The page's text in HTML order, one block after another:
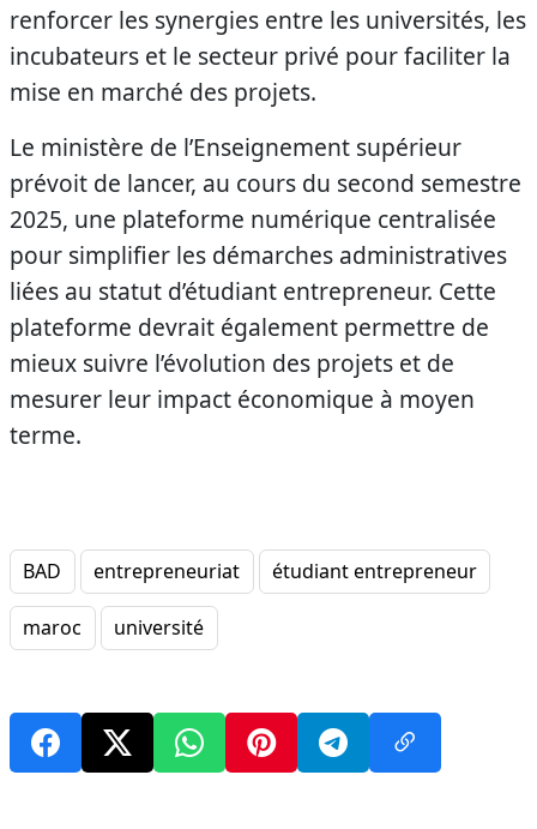
renforcer les synergies entre les universités, les
incubateurs et le secteur privé pour faciliter la
mise en marché des projets.
Le ministère de l’Enseignement supérieur
prévoit de lancer, au cours du second semestre
2025, une plateforme numérique centralisée
pour simplifier les démarches administratives
liées au statut d’étudiant entrepreneur. Cette
plateforme devrait également permettre de
mieux suivre l’évolution des projets et de
mesurer leur impact économique à moyen
terme.
BAD entrepreneuriat étudiant entrepreneur
maroc université